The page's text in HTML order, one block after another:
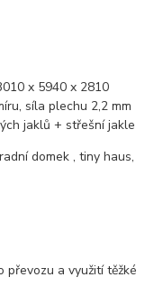
x 5940 x 2810
síla plechu 2,2 mm
jaklů + střešní jakle
domek , tiny haus,
převozu a využití těžké